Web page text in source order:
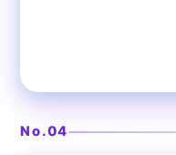
No.04